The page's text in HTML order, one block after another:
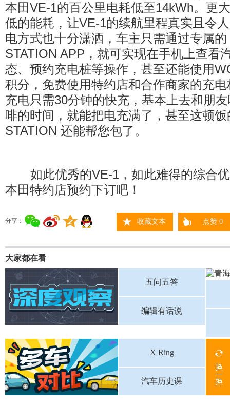
本田VE-1的百公里电耗低至14kWh。更
低的能耗，让VE-1的续航里程真实且令
电方式也十分潇洒，车主只需通过专属
STATION APP，就可实现在手机上查看
态、预约充电桩等操作，甚至还能使用
积分，免费使用特约店和合作商家的充
充电只需30分钟的快充，基本上去和朋
啡的时间，就能把电充满了，甚至这顿
STATION 还能帮您包了。
如此优秀的VE-1，如此难得的综合优
本田特约店预约下订吧！
分享： 收藏文本 点赞0
大家都在看
五问五答
编辑有话说
X Ring
汽车历史课